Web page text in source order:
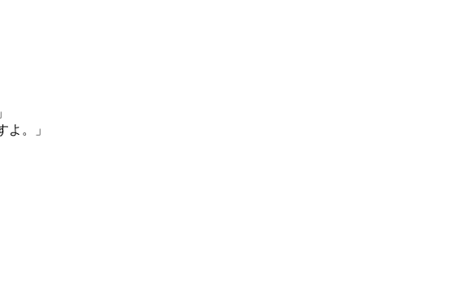
よ。」